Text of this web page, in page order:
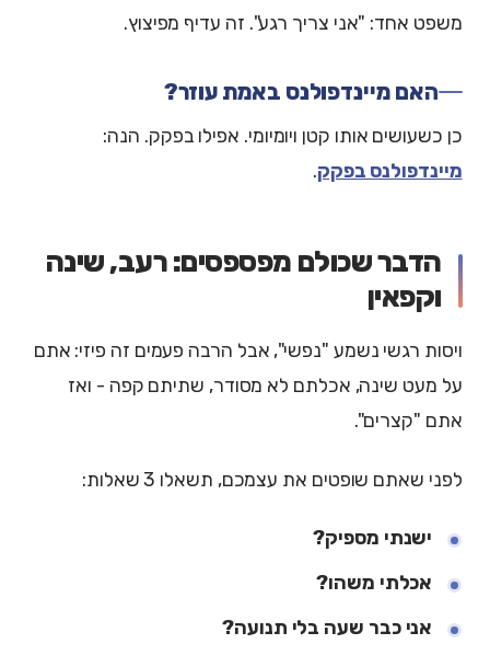
משפט אחד: "אני צריך רגע". זה עדיף מפיצוץ.
האם מיינדפולנס באמת עוזר?
כן כשעושים אותו קטן ויומיומי. אפילו בפקק. הנה:
מיינדפולנס בפקק.
הדבר שכולם מפספסים: רעב, שינה
וקפאין
ויסות רגשי נשמע "נפשי", אבל הרבה פעמים זה פיזי: אתם
על מעט שינה, אכלתם לא מסודר, שתיתם קפה - ואז
אתם "קצרים".
לפני שאתם שופטים את עצמכם, תשאלו 3 שאלות:
ישנתי מספיק?
אכלתי משהו?
אני כבר שעה בלי תנועה?